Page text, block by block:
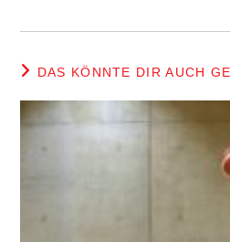
DAS KÖNNTE DIR AUCH